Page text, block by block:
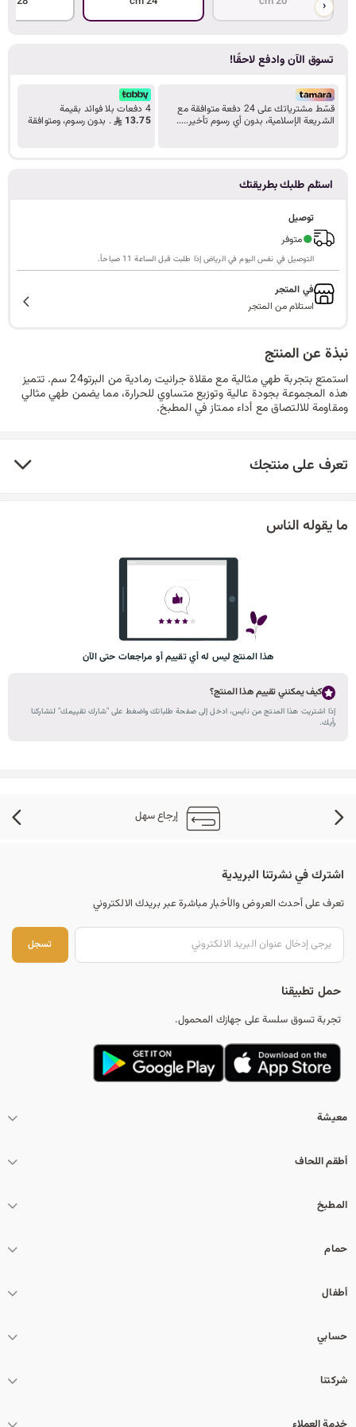
‹
تسوق الآن وادفع لاحقًا!
قسّط مشترياتك على 24 دفعة متوافقة مع
الشريعة الإسلامية، بدون أي رسوم تأخير.....
4 دفعات بلا فوائد بقيمة
13.75
. بدون رسوم، ومتوافقة
استلم طلبك بطريقتك
توصيل
●متوفر
التوصيل في نفس اليوم في الرياض إذا طلبت قبل الساعة 11 صباحاً.
في المتجر
استلام من المتجر
نبذة عن المنتج
استمتع بتجربة طهي مثالية مع مقلاة جرانيت رمادية من البرتو24 سم. تتميز
هذه المجموعة بجودة عالية وتوزيع متساوي للحرارة، مما يضمن طهي مثالي
ومقاومة للالتصاق مع أداء ممتاز في المطبخ.
تعرف على منتجك
ما يقوله الناس
هذا المنتج ليس له أي تقييم أو مراجعات حتى الآن
كيف يمكنني تقييم هذا المنتج؟
إذا اشتريت هذا المنتج من نايس، ادخل إلى صفحة طلباتك واضغط على "شارك تقييمك" لتشاركنا
رأيك.
إرجاع سهل
اشترك في نشرتنا البريدية
تعرف على أحدث العروض والأخبار مباشرة عبر بريدك الالكتروني
تسجل
حمل تطبيقنا
تجربة تسوق سلسة على جهازك المحمول.
معيشة
أطقم اللحاف
المطبخ
حمام
أطفال
حسابي
شركتنا